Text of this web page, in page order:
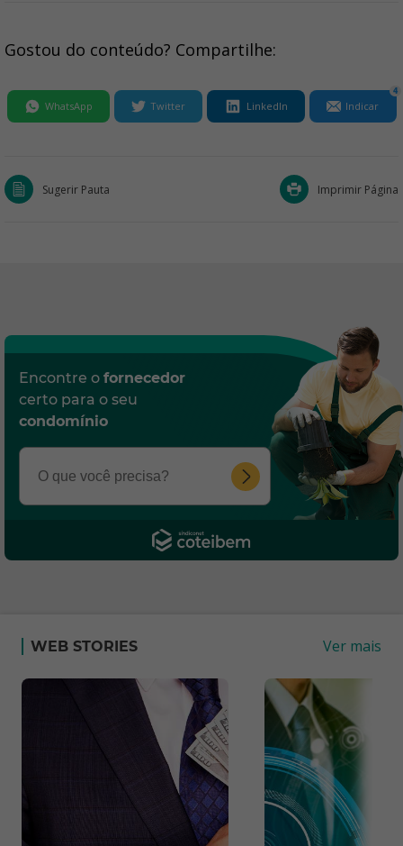
Gostou do conteúdo? Compartilhe:
WhatsApp Twitter LinkedIn Indicar
4
Sugerir Pauta Imprimir Página
Encontre o fornecedor
certo para o seu
condomínio
WEB STORIES Ver mais